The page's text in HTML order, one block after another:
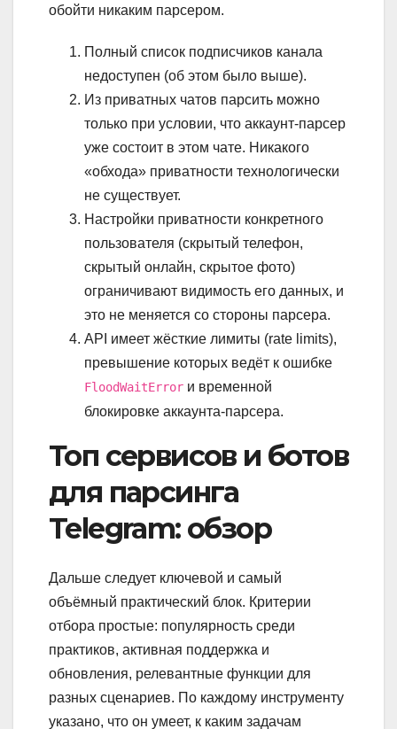
обойти никаким парсером.
Полный список подписчиков канала
недоступен (об этом было выше).
Из приватных чатов парсить можно
только при условии, что аккаунт-парсер
уже состоит в этом чате. Никакого
«обхода» приватности технологически
не существует.
Настройки приватности конкретного
пользователя (скрытый телефон,
скрытый онлайн, скрытое фото)
ограничивают видимость его данных, и
это не меняется со стороны парсера.
API имеет жёсткие лимиты (rate limits),
превышение которых ведёт к ошибке
FloodWaitError и временной
блокировке аккаунта-парсера.
Топ сервисов и ботов
для парсинга
Telegram: обзор
Дальше следует ключевой и самый
объёмный практический блок. Критерии
отбора простые: популярность среди
практиков, активная поддержка и
обновления, релевантные функции для
разных сценариев. По каждому инструменту
указано, что он умеет, к каким задачам